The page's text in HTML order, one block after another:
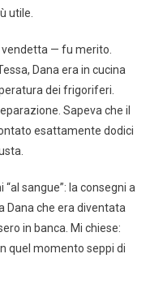
utile.
— fu merito.
Dana era in cucina
dei frigoriferi.
Sapeva che il
esattamente dodici
sangue”: la consegni a
Dana che era diventata
in banca. Mi chiese:
quel momento seppi di